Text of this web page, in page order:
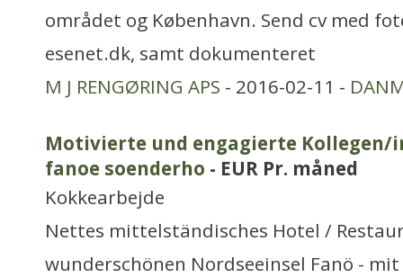
området og København. Send cv med
esenet.dk, samt dokumenteret
M J RENGØRING APS - 2016-02-11 -
Motivierte und engagierte Kollegen/
fanoe soenderho - EUR Pr. måned
Kokkearbejde
Nettes mittelständisches Hotel /
wunderschönen Nordseeinsel Fanö -